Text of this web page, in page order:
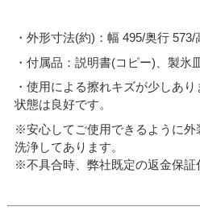
・外形寸法(約)：幅 495/奥行
・付属品：説明書(コピー)、製氷
・使用による擦れキズが少しあり
状態は良好です。
※安心してご使用できるように外
洗浄してあります。
※不具合時、弊社既定の返金保証